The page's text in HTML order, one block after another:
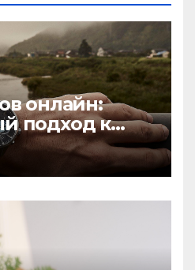
онлайн:
подход к